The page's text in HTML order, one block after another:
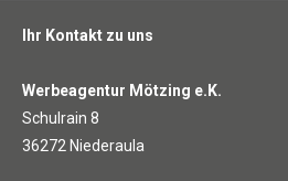
Ihr Kontakt zu uns
Werbeagentur Mötzing e.K.
Schulrain 8
36272 Niederaula